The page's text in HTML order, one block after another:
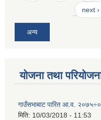
next ›
अन्य
योजना तथा
गाउँसभाबाट पारित आ.व.
मिति: 10/03/2018 - 11:53